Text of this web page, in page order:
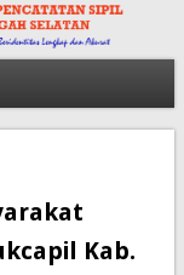
Kab.